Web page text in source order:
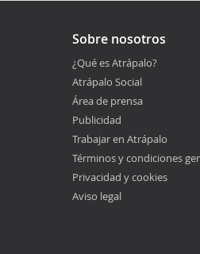
Sobre nosotros
¿Qué es Atrápalo?
Atrápalo Social
Área de prensa
Publicidad
Trabajar en Atrápalo
Términos y condiciones
Privacidad y cookies
Aviso legal